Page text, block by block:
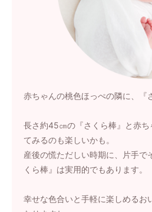
赤ちゃんの桃色ほっぺの隣に、『
長さ約45㎝の『さくら棒』と赤
てみるのも楽しいかも。
産後の慌ただしい時期に、片手で
くら棒』は実用的でもあります。
幸せな色合いと手軽に楽しめるお